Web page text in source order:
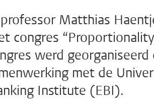
Matthias
congres
werd
met de
Institute (EBI).